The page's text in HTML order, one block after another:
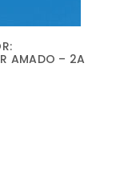
AMADO – 2A